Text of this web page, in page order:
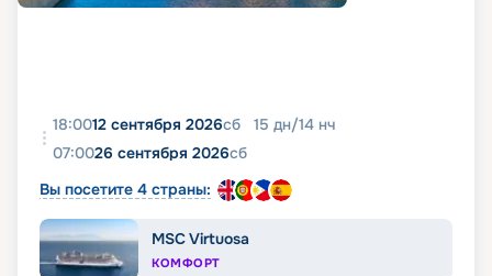
18:0012 сентября 2026сб 15 дн/14 нч
07:0026 сентября 2026сб
Вы посетите 4 страны:
MSC Virtuosa
КОМФОРТ